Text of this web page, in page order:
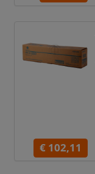
€ 102,11